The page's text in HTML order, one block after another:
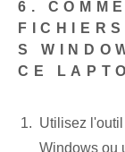
6.
S
CE
Utilisez
Windows ou